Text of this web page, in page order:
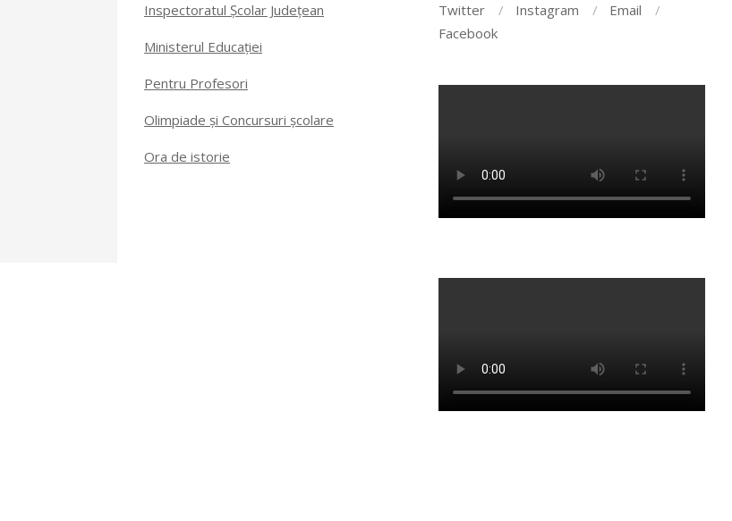
Inspectoratul Școlar Județean
Ministerul Educației
Pentru Profesori
Olimpiade și Concursuri școlare
Ora de istorie
Twitter Instagram
Email
Facebook